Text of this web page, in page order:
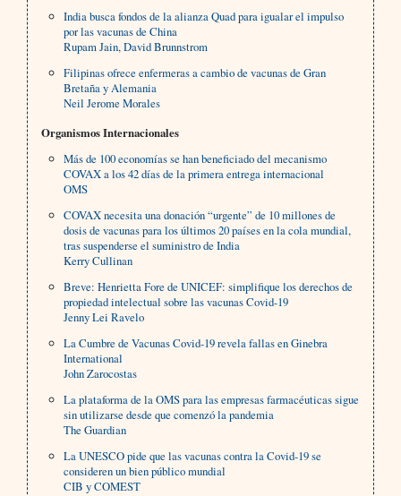
India busca fondos de la alianza Quad para igualar el impulso
por las vacunas de China
Rupam Jain, David Brunnstrom
Filipinas ofrece enfermeras a cambio de vacunas de Gran
Bretaña y Alemania
Neil Jerome Morales
Organismos Internacionales
Más de 100 economías se han beneficiado del mecanismo
COVAX a los 42 días de la primera entrega internacional
OMS
COVAX necesita una donación “urgente” de 10 millones de
dosis de vacunas para los últimos 20 países en la cola mundial,
tras suspenderse el suministro de India
Kerry Cullinan
Breve: Henrietta Fore de UNICEF: simplifique los derechos de
propiedad intelectual sobre las vacunas Covid-19
Jenny Lei Ravelo
La Cumbre de Vacunas Covid-19 revela fallas en Ginebra
International
John Zarocostas
La plataforma de la OMS para las empresas farmacéuticas sigue
sin utilizarse desde que comenzó la pandemia
The Guardian
La UNESCO pide que las vacunas contra la Covid-19 se
consideren un bien público mundial
CIB y COMEST